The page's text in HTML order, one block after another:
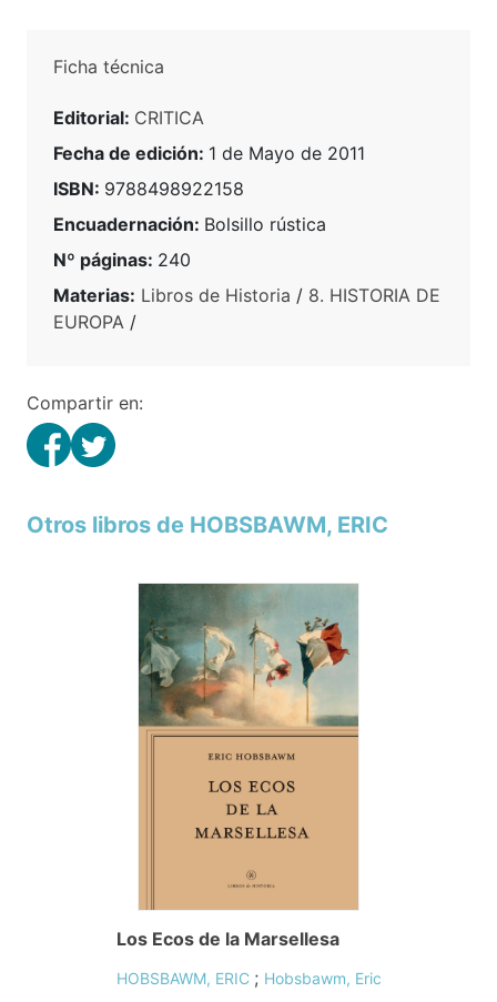
Ficha técnica
Editorial: CRITICA
Fecha de edición: 1 de Mayo de 2011
ISBN: 9788498922158
Encuadernación: Bolsillo rústica
Nº páginas: 240
Materias: Libros de Historia / 8. HISTORIA DE
EUROPA /
Compartir en:
Otros libros de HOBSBAWM, ERIC
Los Ecos de la Marsellesa
HOBSBAWM, ERIC ; Hobsbawm, Eric